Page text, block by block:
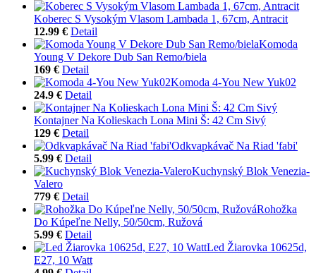
Koberec S Vysokým Vlasom Lambada 1, 67cm, Antracit
12.99 € Detail
Komoda
Young V Dekore Dub San Remo/biela
169 € Detail
Komoda 4-You New Yuk02
24.9 € Detail
Kontajner Na Kolieskach Lona Mini Š: 42 Cm Sivý
129 € Detail
Odkvapkávač Na Riad 'fabi'
5.99 € Detail
Kuchynský Blok Venezia-
Valero
779 € Detail
Rohožka
Do Kúpeľne Nelly, 50/50cm, Ružová
5.99 € Detail
Led Žiarovka 10625d,
E27, 10 Watt